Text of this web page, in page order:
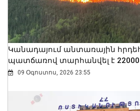
Կանադայում անտառային
պատճառով տարհանվել է
09 Օգոստոս, 2026 23:55